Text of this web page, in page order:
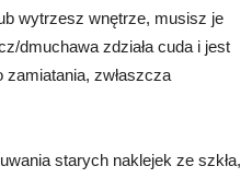
wytrzesz wnętrze, musisz je
dmuchawa zdziała cuda i jest
zamiatania, zwłaszcza
starych naklejek ze szkła,